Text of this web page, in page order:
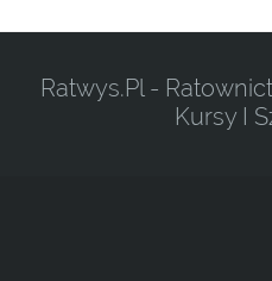
Ratwys.pl -
Kursy I